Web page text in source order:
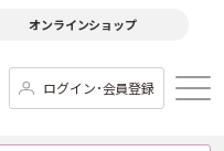
オンラインショップ
ログイン･会員登録